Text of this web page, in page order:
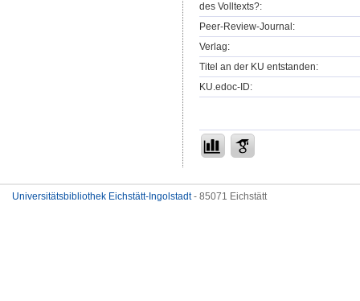
des Volltexts?:
Peer-Review-Journal:
Verlag:
Titel an der KU entstanden:
KU.edoc-ID:
Universitätsbibliothek Eichstätt-Ingolstadt- 85071 Eichstätt